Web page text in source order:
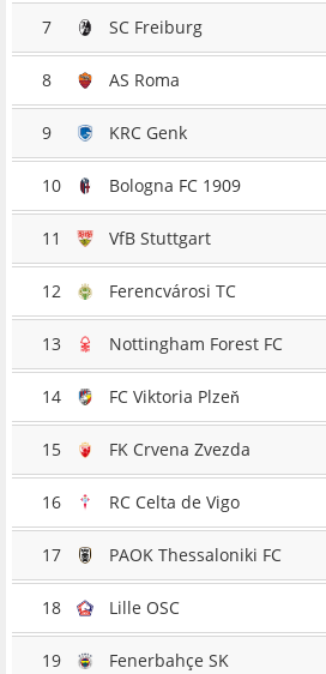
7 SC Freiburg
8 AS Roma
9 KRC Genk
10 Bologna FC 1909
11 VfB Stuttgart
12 Ferencvárosi TC
13 Nottingham Forest FC
14 FC Viktoria Plzeň
15 FK Crvena Zvezda
16 RC Celta de Vigo
17 PAOK Thessaloniki FC
18 Lille OSC
19 Fenerbahçe SK